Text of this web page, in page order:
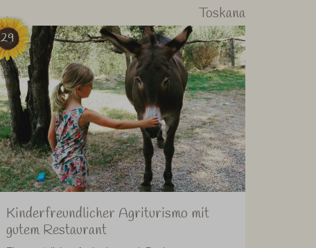
Toskana
29
Kinderfreundlicher Agriturismo mit
gutem Restaurant